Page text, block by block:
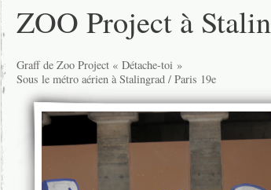
ZOO Project à
Graff de Zoo Project « Détache-toi »
Sous le métro aérien à Stalingrad / Paris 19e